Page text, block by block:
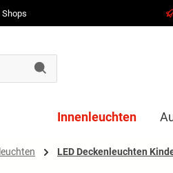
Innenleuchten
LED Deckenleuchten